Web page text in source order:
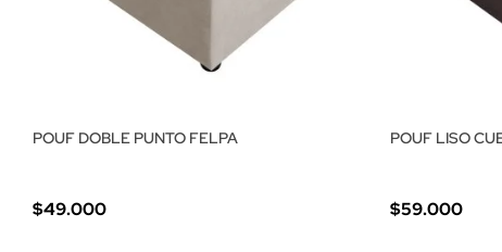
POUF DOBLE PUNTO FELPA
$49.000
POUF LISO
$59.000